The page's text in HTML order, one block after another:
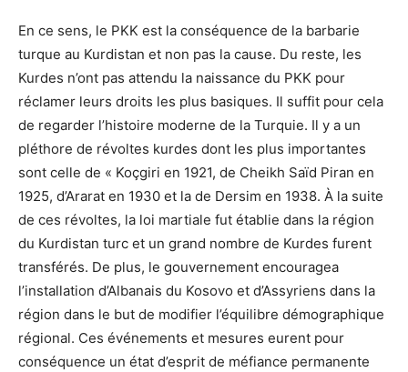
En ce sens, le PKK est la conséquence de la barbarie
turque au Kurdistan et non pas la cause. Du reste, les
Kurdes n’ont pas attendu la naissance du PKK pour
réclamer leurs droits les plus basiques. Il suffit pour cela
de regarder l’histoire moderne de la Turquie. Il y a un
pléthore de révoltes kurdes dont les plus importantes
sont celle de « Koçgiri en 1921, de Cheikh Saïd Piran en
1925, d’Ararat en 1930 et la de Dersim en 1938. À la suite
de ces révoltes, la loi martiale fut établie dans la région
du Kurdistan turc et un grand nombre de Kurdes furent
transférés. De plus, le gouvernement encouragea
l’installation d’Albanais du Kosovo et d’Assyriens dans la
région dans le but de modifier l’équilibre démographique
régional. Ces événements et mesures eurent pour
conséquence un état d’esprit de méfiance permanente